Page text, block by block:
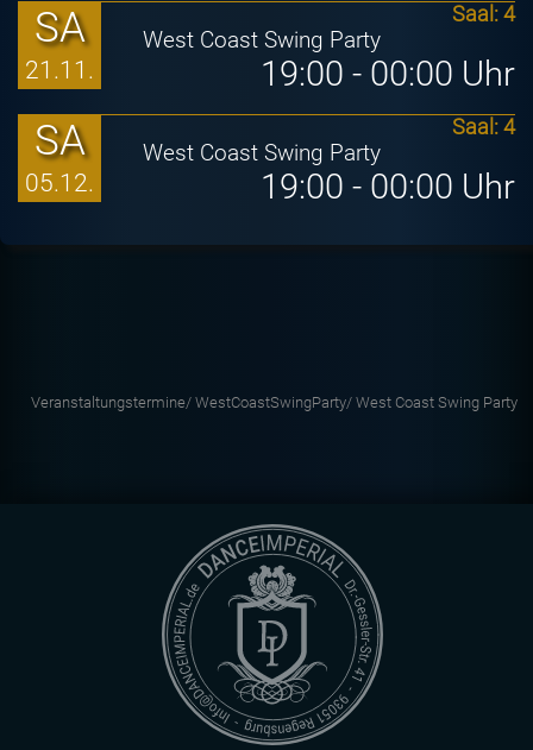
SA
21.11.
Saal: 4
West Coast Swing Party
19:00 - 00:00 Uhr
SA
05.12.
Saal: 4
West Coast Swing Party
19:00 - 00:00 Uhr
Veranstaltungstermine/ WestCoastSwingParty/ West Coast Swing Party